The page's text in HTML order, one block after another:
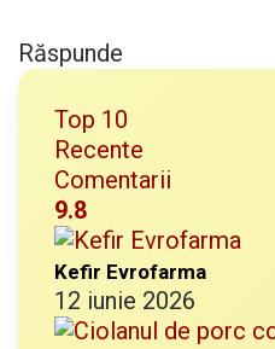
Răspunde
Top 10
Recente
Comentarii
9.8
Kefir Evrofarma
12 iunie 2026